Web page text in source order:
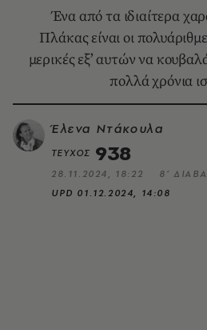
Ένα από τα ιδιαίτερα
Πλάκας είναι οι
μερικές εξ’ αυτών να
πολλά χρόνια
Έλενα Ντάκουλα
ΤΕΥΧΟΣ 938
28.11.2024, 18:22
8’
UPD 01.12.2024, 14:08